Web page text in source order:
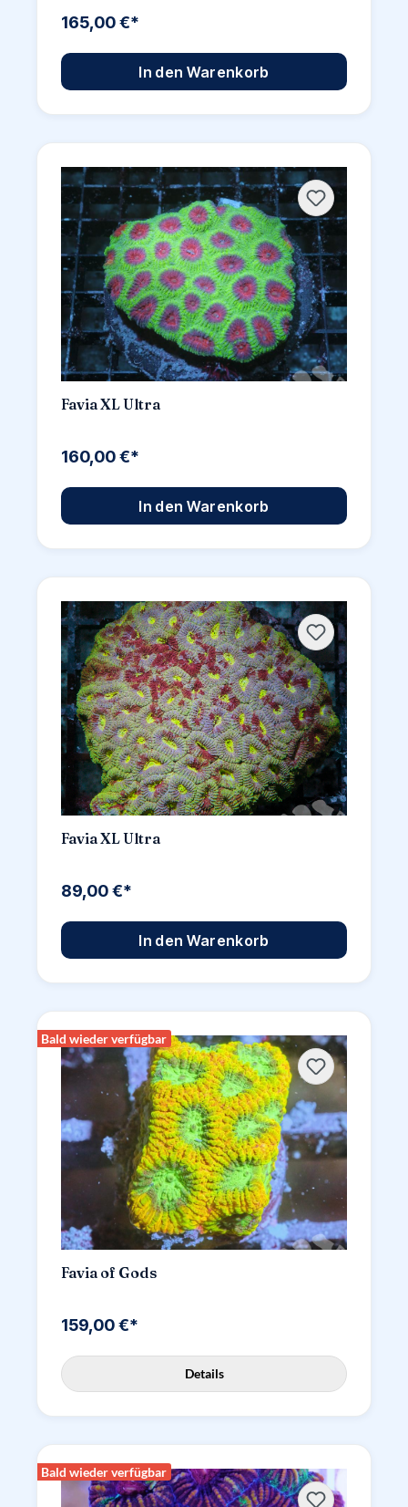
165,00 €*
In den Warenkorb
Favia XL Ultra
160,00 €*
In den Warenkorb
Favia XL Ultra
89,00 €*
In den Warenkorb
Bald wieder verfügbar
Favia of Gods
159,00 €*
Details
Bald wieder verfügbar